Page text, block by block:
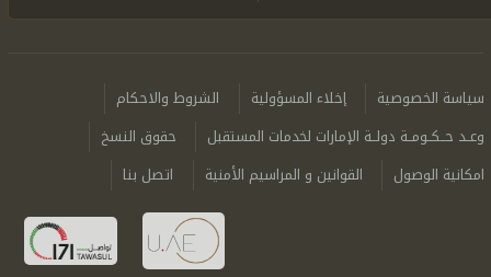
سياسة الخصوصية إخلاء المسؤولية الشروط والاحكام
وعــد حــكــومــة دولــة الإمارات لخدمات المستقبل حقوق النسخ
امكانية الوصول القوانين و المراسيم الأمنية اتصل بنا